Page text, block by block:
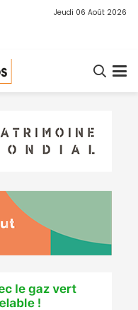
Jeudi 06 Août 2026